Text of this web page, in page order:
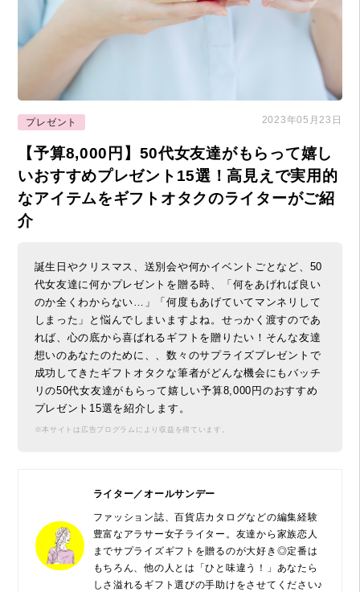
プレゼント 2023年05月23日
【予算8,000円】50代女友達がもらって嬉し
いおすすめプレゼント15選！高見えで実用的
なアイテムをギフトオタクのライターがご紹
介
誕生日やクリスマス、送別会や何かイベントごとなど、50
代女友達に何かプレゼントを贈る時、「何をあげれば良い
のか全くわからない…」「何度もあげていてマンネリして
しまった」と悩んでしまいますよね。せっかく渡すのであ
れば、心の底から喜ばれるギフトを贈りたい！そんな友達
想いのあなたのために、、数々のサプライズプレゼントで
成功してきたギフトオタクな筆者がどんな機会にもバッチ
リの50代女友達がもらって嬉しい予算8,000円のおすすめ
プレゼント15選を紹介します。
※本サイトは広告プログラムにより収益を得ています。
ライター／オールサンデー
ファッション誌、百貨店カタログなどの編集経験
豊富なアラサー女子ライター。友達から家族恋人
までサプライズギフトを贈るのが大好き◎定番は
もちろん、他の人とは「ひと味違う！」あなたら
しさ溢れるギフト選びの手助けをさせてください♪